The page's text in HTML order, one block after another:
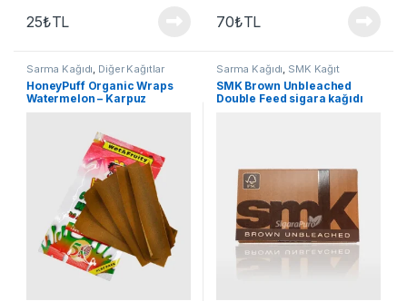
25₺TL 70₺TL
Sarma Kağıdı, Diğer Kağıtlar
HoneyPuff Organic Wraps
Watermelon – Karpuz
Sarma Kağıdı, SMK Kağıt
SMK Brown Unbleached
Double Feed sigara kağıdı